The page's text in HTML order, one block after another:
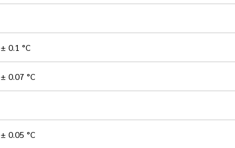
± 0.1 °C
± 0.07 °C
± 0.05 °C